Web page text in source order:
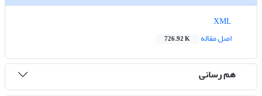
اصل مقاله
726.92 K
هم رسانی